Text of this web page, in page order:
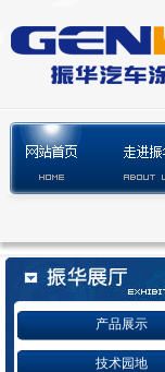
产品展示
技术园地